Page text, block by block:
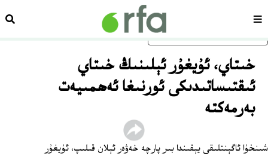
ئاساسلىق مەزمۇنغا ئاتلاڭسەھىپە
خىتاي، ئۇيغۇر ئېلىنىڭ خىتاي
ئىقتىساتىدىكى ئورنىغا ئەھمىيەت
بەرمەكتە
شىنخۇا ئاگېنتلىقى يېقىندا بىر پارچە خەۋەر ئېلان قىلىپ، ئۇيغۇر